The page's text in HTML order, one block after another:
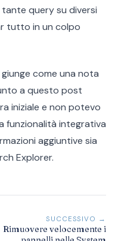
query su diversi
tutto in un colpo
come una nota
a questo post
iniziale e non potevo
funzionalità integrativa
aggiuntive sia
Explorer.
SUCCESSIVO →
Rimuovere velocemente i